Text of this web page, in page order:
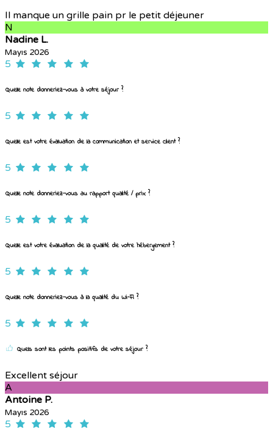
Il manque un grille pain pr le petit déjeuner
N
Nadine L.
Mayıs 2026
5
Quelle note donneriez-vous à votre séjour ?
5
Quelle est votre évaluation de la communication et service client ?
5
Quelle note donneriez-vous au rapport qualité / prix ?
5
Quelle est votre évaluation de la qualité de votre hébergement ?
5
Quelle note donneriez-vous à la qualité du Wi-Fi ?
5
Quels sont les points positifs de votre séjour ?
Excellent séjour
A
Antoine P.
Mayıs 2026
5